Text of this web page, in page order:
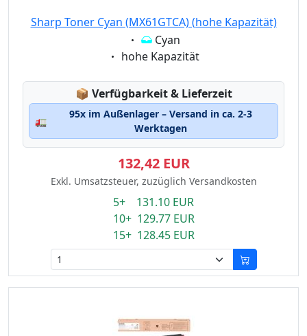
Sharp Toner Cyan (MX61GTCA) (hohe Kapazität)
Eigenschaft:
Cyan
Eigenschaft:
hohe Kapazität
📦 Lagerstatus:
Verfügbarkeit & Lieferzeit
🚛
95x im Außenlager – Versand in ca. 2-3
Werktagen
132,42 EUR
Exkl. Umsatzsteuer, zuzüglich Versandkosten
5+ 131.10 EUR
10+ 129.77 EUR
15+ 128.45 EUR